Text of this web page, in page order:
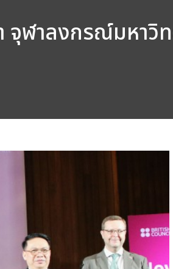
จุฬาลงกรณ์มหาวิ